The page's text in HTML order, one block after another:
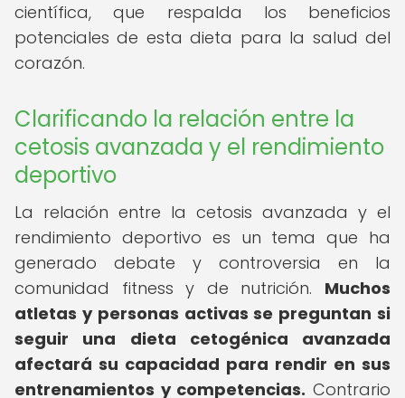
científica, que respalda los beneficios
potenciales de esta dieta para la salud del
corazón.
Clarificando la relación entre la
cetosis avanzada y el rendimiento
deportivo
La relación entre la cetosis avanzada y el
rendimiento deportivo es un tema que ha
generado debate y controversia en la
comunidad fitness y de nutrición. Muchos
atletas y personas activas se preguntan si
seguir una dieta cetogénica avanzada
afectará su capacidad para rendir en sus
entrenamientos y competencias. Contrario